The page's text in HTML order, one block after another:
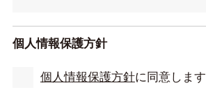
個人情報保護方針
個人情報保護方針に同意します